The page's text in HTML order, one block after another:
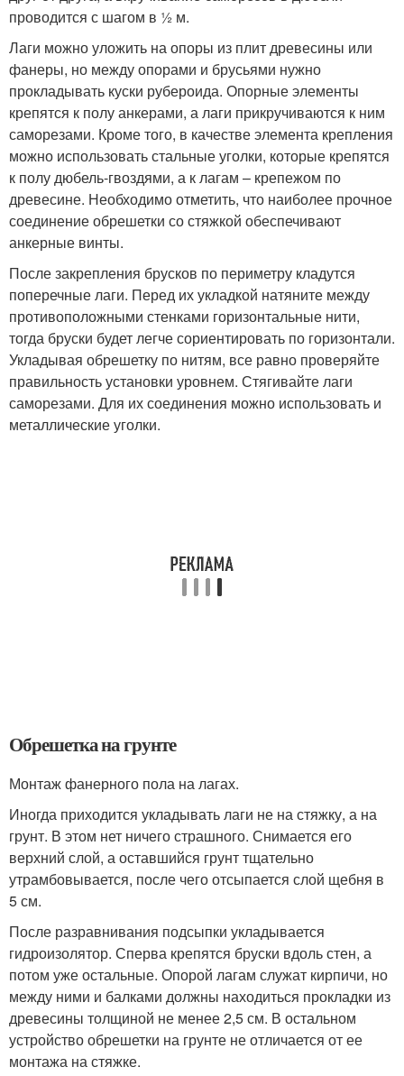
проводится с шагом в ½ м.
Лаги можно уложить на опоры из плит древесины или
фанеры, но между опорами и брусьями нужно
прокладывать куски рубероида. Опорные элементы
крепятся к полу анкерами, а лаги прикручиваются к ним
саморезами. Кроме того, в качестве элемента крепления
можно использовать стальные уголки, которые крепятся
к полу дюбель-гвоздями, а к лагам – крепежом по
древесине. Необходимо отметить, что наиболее прочное
соединение обрешетки со стяжкой обеспечивают
анкерные винты.
После закрепления брусков по периметру кладутся
поперечные лаги. Перед их укладкой натяните между
противоположными стенками горизонтальные нити,
тогда бруски будет легче сориентировать по горизонтали.
Укладывая обрешетку по нитям, все равно проверяйте
правильность установки уровнем. Стягивайте лаги
саморезами. Для их соединения можно использовать и
металлические уголки.
Обрешетка на грунте
Монтаж фанерного пола на лагах.
Иногда приходится укладывать лаги не на стяжку, а на
грунт. В этом нет ничего страшного. Снимается его
верхний слой, а оставшийся грунт тщательно
утрамбовывается, после чего отсыпается слой щебня в
5 см.
После разравнивания подсыпки укладывается
гидроизолятор. Сперва крепятся бруски вдоль стен, а
потом уже остальные. Опорой лагам служат кирпичи, но
между ними и балками должны находиться прокладки из
древесины толщиной не менее 2,5 см. В остальном
устройство обрешетки на грунте не отличается от ее
монтажа на стяжке.